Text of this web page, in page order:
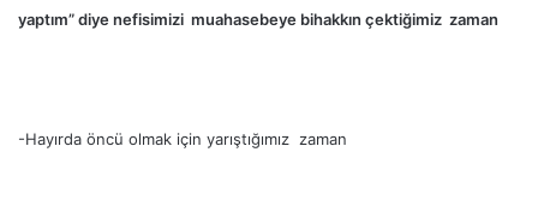
yaptım” diye nefisimizi muahasebeye bihakkın çektiğimiz zaman
-Hayırda öncü olmak için yarıştığımız zaman